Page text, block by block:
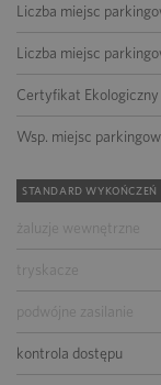
Liczba miejsc
Liczba miejsc
Certyfikat Ekologiczny
Wsp. miejsc
STANDARD WYKOŃCZEŃ
żaluzje wewnętrzne
tryskacze
podwójne zasilanie
kontrola dostępu